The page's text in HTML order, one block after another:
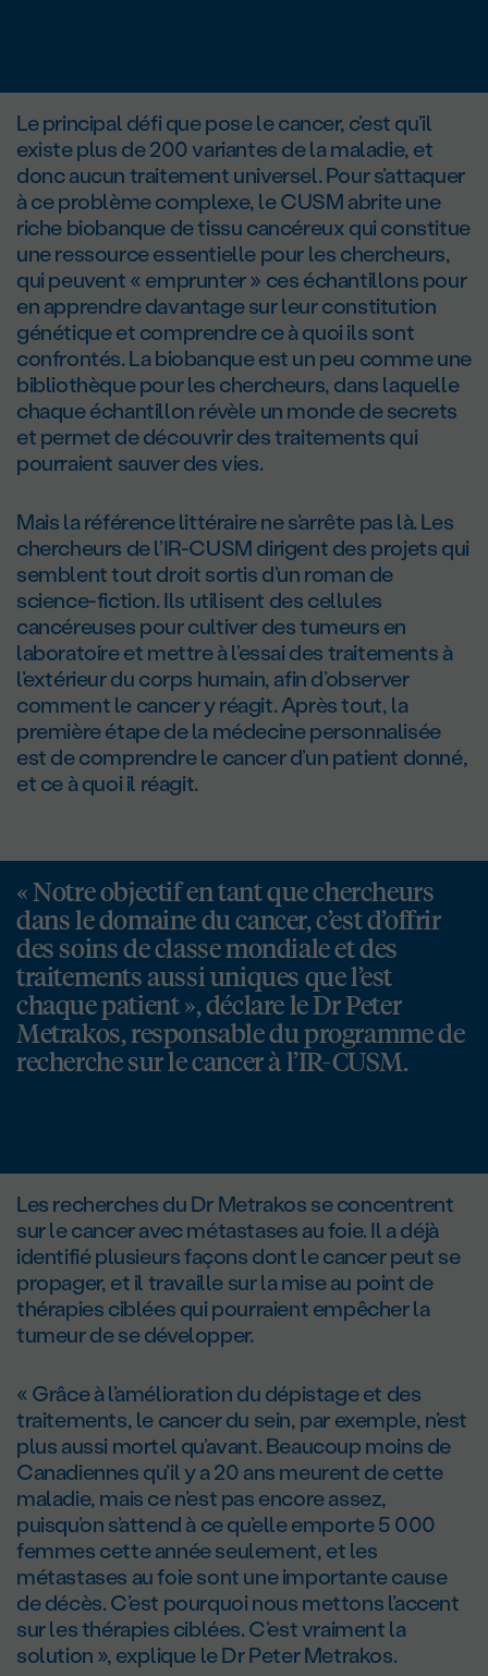
Le principal défi que pose le cancer, c’est qu’il
existe plus de 200 variantes de la maladie, et
donc aucun traitement universel. Pour s’attaquer
à ce problème complexe, le CUSM abrite une
riche biobanque de tissu cancéreux qui constitue
une ressource essentielle pour les chercheurs,
qui peuvent « emprunter » ces échantillons pour
en apprendre davantage sur leur constitution
génétique et comprendre ce à quoi ils sont
confrontés. La biobanque est un peu comme une
bibliothèque pour les chercheurs, dans laquelle
chaque échantillon révèle un monde de secrets
et permet de découvrir des traitements qui
pourraient sauver des vies.
Mais la référence littéraire ne s’arrête pas là. Les
chercheurs de l’IR-CUSM dirigent des projets qui
semblent tout droit sortis d’un roman de
science-fiction. Ils utilisent des cellules
cancéreuses pour cultiver des tumeurs en
laboratoire et mettre à l’essai des traitements à
l’extérieur du corps humain, afin d’observer
comment le cancer y réagit. Après tout, la
première étape de la médecine personnalisée
est de comprendre le cancer d’un patient donné,
et ce à quoi il réagit.
« Notre objectif en tant que chercheurs
dans le domaine du cancer, c’est d’offrir
des soins de classe mondiale et des
traitements aussi uniques que l’est
chaque patient », déclare le Dr Peter
Metrakos, responsable du programme de
recherche sur le cancer à l’IR-CUSM.
Les recherches du Dr Metrakos se concentrent
sur le cancer avec métastases au foie. Il a déjà
identifié plusieurs façons dont le cancer peut se
propager, et il travaille sur la mise au point de
thérapies ciblées qui pourraient empêcher la
tumeur de se développer.
« Grâce à l’amélioration du dépistage et des
traitements, le cancer du sein, par exemple, n’est
plus aussi mortel qu’avant. Beaucoup moins de
Canadiennes qu’il y a 20 ans meurent de cette
maladie, mais ce n’est pas encore assez,
puisqu’on s’attend à ce qu’elle emporte 5 000
femmes cette année seulement, et les
métastases au foie sont une importante cause
de décès. C’est pourquoi nous mettons l’accent
sur les thérapies ciblées. C’est vraiment la
solution », explique le Dr Peter Metrakos.